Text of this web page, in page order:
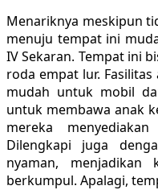
Menariknya meskipun
menuju tempat ini
IV Sekaran. Tempat ini
roda empat lur.
mudah untuk mobil
untuk membawa anak
mereka
Dilengkapi juga
nyaman,
berkumpul. Apalagi,